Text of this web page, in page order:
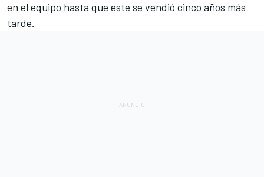
en el equipo hasta que este se vendió cinco años más
tarde.